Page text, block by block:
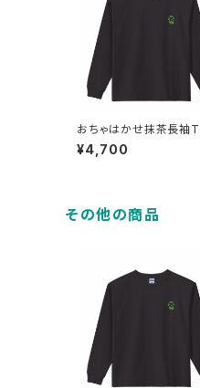
おちゃはかせ抹茶長袖T
ツ黒
¥4,700
その他の商品